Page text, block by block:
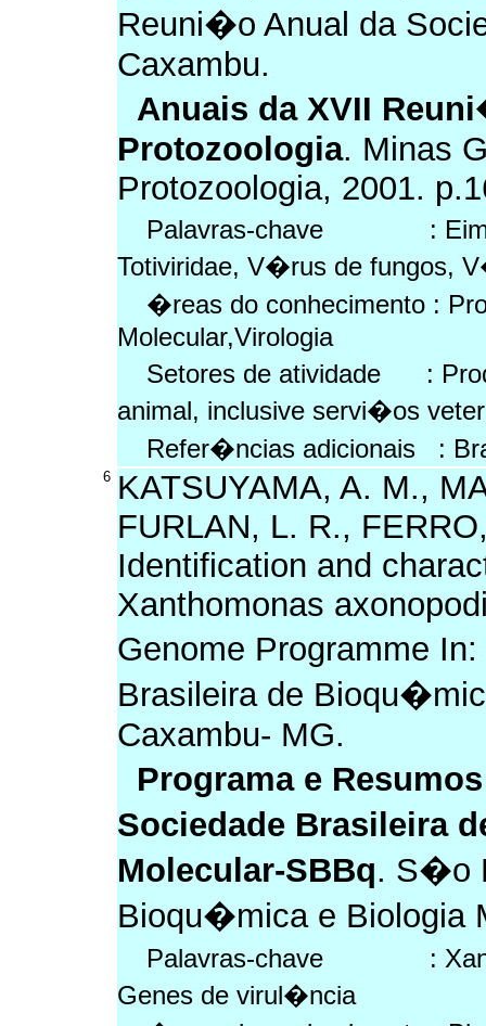
Reuni�o Anual da
Caxambu.
Anuais da XVII
Protozoologia. Minas
Protozoologia, 2001.
Palavras-chave : Eimeria
Totiviridae, V�rus de fungos,
�reas do conhecimento :
Molecular,Virologia
Setores de atividade :
animal, inclusive servi�os
Refer�ncias adicionais :
6 KATSUYAMA, A. M.,
FURLAN, L. R.,
Identification and
Xanthomonas
Genome Programme
Brasileira de
Caxambu- MG.
Programa e
Sociedade Brasileira
Molecular-SBBq. S�o
Bioqu�mica e Biologia
Palavras-chave :
Genes de virul�ncia